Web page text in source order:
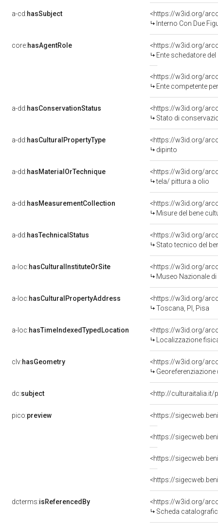
a-cd:hasSubject
<https://w3id.org/
Interno Con Due
core:hasAgentRole
<https://w3id.org/
Ente schedatore del
<https://w3id.org/
Ente competente
a-dd:hasConservationStatus
<https://w3id.org/
Stato di
a-dd:hasCulturalPropertyType
<https://w3id.org/
dipinto
a-dd:hasMaterialOrTechnique
<https://w3id.org/
tela/ pittura a olio
a-dd:hasMeasurementCollection
<https://w3id.org/
Misure del bene
a-dd:hasTechnicalStatus
<https://w3id.org/
Stato tecnico del
a-loc:hasCulturalInstituteOrSite
<https://w3id.org/
Museo Nazionale
a-loc:hasCulturalPropertyAddress
<https://w3id.org/
Toscana, PI, Pisa
a-loc:hasTimeIndexedTypedLocation
<https://w3id.org/
Localizzazione
clv:hasGeometry
<https://w3id.org/
dc:subject <http://culturaitalia.it/
pico:preview
dcterms:isReferencedBy
<https://w3id.org/
Scheda